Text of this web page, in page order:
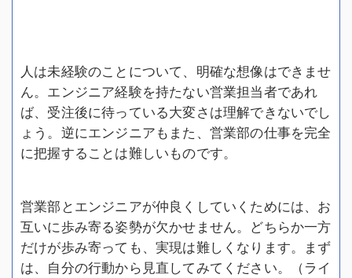
人は未経験のことについて、明確な想像はできませ
ん。エンジニア経験を持たない営業担当者であれ
ば、受注後に待っている大変さは理解できないでし
ょう。逆にエンジニアもまた、営業部の仕事を完全
に把握することは難しいものです。
営業部とエンジニアが仲良くしていくためには、お
互いに歩み寄る姿勢が欠かせません。どちらか一方
だけが歩み寄っても、実現は難しくなります。まず
は、自分の行動から見直してみてください。（ライ